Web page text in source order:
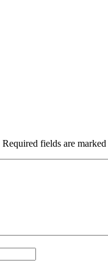
Required fields are marked